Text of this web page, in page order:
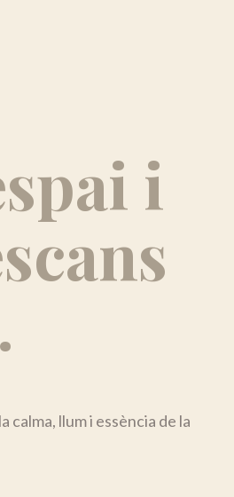
i
llum i essència de la